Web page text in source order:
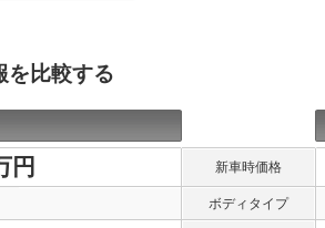
を比較する
円 新車時価格
ボディタイプ